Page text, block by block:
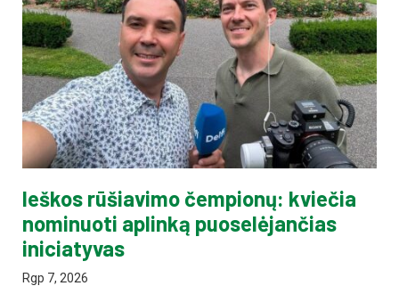
Ieškos rūšiavimo čempionų: kviečia
nominuoti aplinką puoselėjančias
iniciatyvas
Rgp 7, 2026